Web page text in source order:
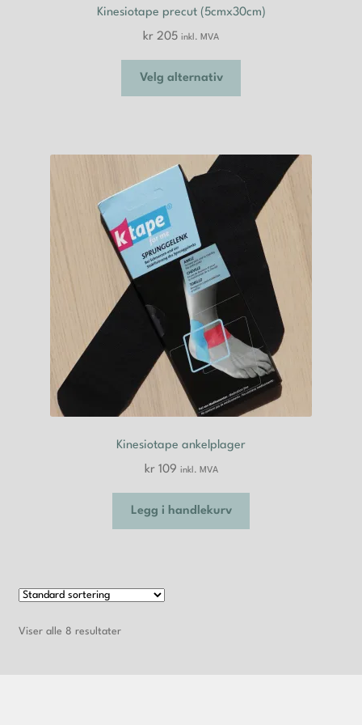
Kinesiotape precut (5cmx30cm)
kr 205 inkl. MVA
Velg alternativ
Alternativene
velges
produktsiden
Kinesiotape ankelplager
kr109 inkl. MVA
Legg i handlekurv
Viser alle 8 resultater